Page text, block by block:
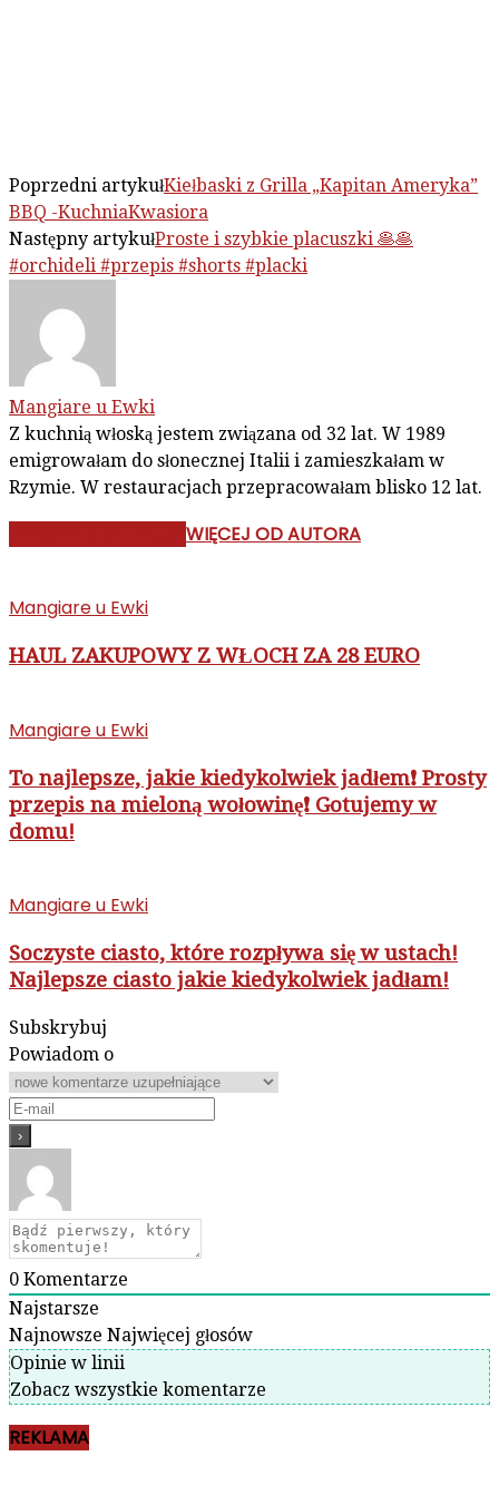
Poprzedni artykułKiełbaski z Grilla „Kapitan Ameryka”
BBQ -KuchniaKwasiora
Następny artykułProste i szybkie placuszki 🥞🥞
#orchideli #przepis #shorts #placki
Mangiare u Ewki
Z kuchnią włoską jestem związana od 32 lat. W 1989
emigrowałam do słonecznej Italii i zamieszkałam w
Rzymie. W restauracjach przepracowałam blisko 12 lat.
WIĘCEJ OD AUTORA
Mangiare u Ewki
HAUL ZAKUPOWY Z WŁOCH ZA 28 EURO
Mangiare u Ewki
To najlepsze, jakie kiedykolwiek jadłem❗ Prosty
przepis na mieloną wołowinę❗ Gotujemy w
domu!
Mangiare u Ewki
Soczyste ciasto, które rozpływa się w ustach!
Najlepsze ciasto jakie kiedykolwiek jadłam!
Subskrybuj
Powiadom o
0 Komentarze
Najstarsze
Najnowsze Najwięcej głosów
Opinie w linii
Zobacz wszystkie komentarze
REKLAMA